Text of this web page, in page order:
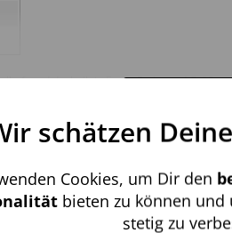
und deshalb in Form, Farbe und Größe
seine Individualität. Diese
Wert auf Transparenz und
KUNDENFRAGEN
schätzen
Cookies, um Dir den
bieten zu können
stetig zu